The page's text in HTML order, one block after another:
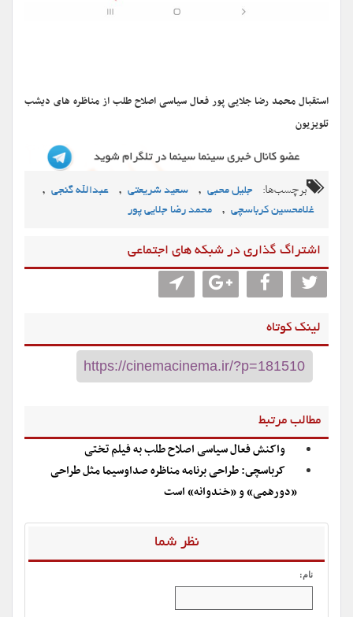
استقبال محمد رضا جلایی پور فعال سیاسی اصلاح طلب از مناظره های دیشب
تلویزیون
برچسب‌ها: جلیل محبی , سعید شریعتی , عبدالله گنجی ,
غلامحسین کرباسچی , محمد رضا جلایی پور
اشتراگ گذاری در شبکه های اجتماعی
لینک کوتاه
مطالب مرتبط
واکنش فعال سیاسی اصلاح طلب به فیلم تختی
کرباسچى: طراحی برنامه مناظره صداوسیما مثل طراحی
«دورهمی» و «خندوانه» است
نظر شما
نام: